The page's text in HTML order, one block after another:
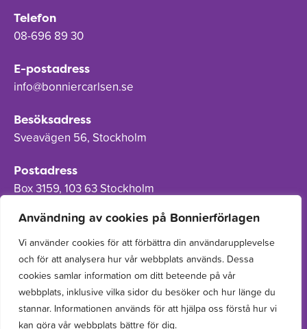
Användning av cookies på Bonnierförlagen
Vi använder cookies för att förbättra din användarupplevelse
och för att analysera hur vår webbplats används. Dessa
cookies samlar information om ditt beteende på vår
webbplats, inklusive vilka sidor du besöker och hur länge du
stannar. Informationen används för att hjälpa oss förstå hur vi
kan göra vår webbplats bättre för dig.
Telefon
08-696 89 30
E-postadress
info@bonniercarlsen.se
Besöksadress
Sveavägen 56, Stockholm
Postadress
Box 3159, 103 63 Stockholm
Om Bonnierförlagen
Cookies
Integritetspolicy